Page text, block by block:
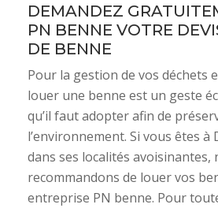
DEMANDEZ
PN BENNE VOTRE
DE BENNE
Pour la gestion de vos déchets
louer une benne est un geste
qu’il faut adopter afin de
l’environnement. Si vous êtes à
dans ses localités avoisinantes,
recommandons de louer vos
entreprise PN benne. Pour